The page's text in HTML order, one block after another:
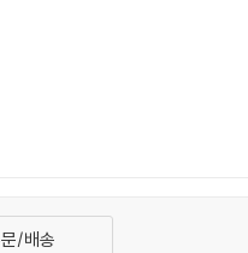
/배송